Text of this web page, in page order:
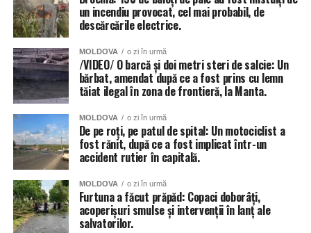
un incendiu provocat, cel mai probabil, de
descărcările electrice.
MOLDOVA o zi în urmă
/VIDEO/ O barcă și doi metri steri de salcie: Un
bărbat, amendat după ce a fost prins cu lemn
tăiat ilegal în zona de frontieră, la Manta.
MOLDOVA o zi în urmă
De pe roți, pe patul de spital: Un motociclist a
fost rănit, după ce a fost implicat într-un
accident rutier în capitală.
MOLDOVA o zi în urmă
Furtuna a făcut prăpăd: Copaci doborâți,
acoperișuri smulse și intervenții în lanț ale
salvatorilor.